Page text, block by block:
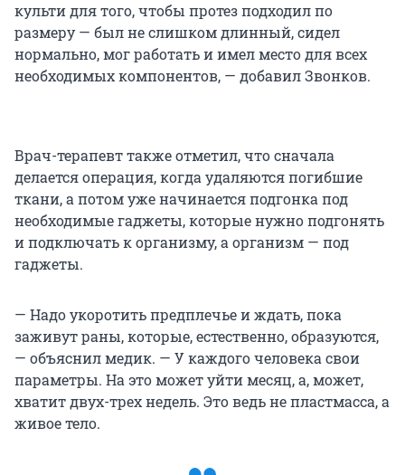
культи для того, чтобы протез подходил по
размеру — был не слишком длинный, сидел
нормально, мог работать и имел место для всех
необходимых компонентов, — добавил Звонков.
Врач-терапевт также отметил, что сначала
делается операция, когда удаляются погибшие
ткани, а потом уже начинается подгонка под
необходимые гаджеты, которые нужно подгонять
и подключать к организму, а организм — под
гаджеты.
— Надо укоротить предплечье и ждать, пока
заживут раны, которые, естественно, образуются,
— объяснил медик. — У каждого человека свои
параметры. На это может уйти месяц, а, может,
хватит двух-трех недель. Это ведь не пластмасса, а
живое тело.